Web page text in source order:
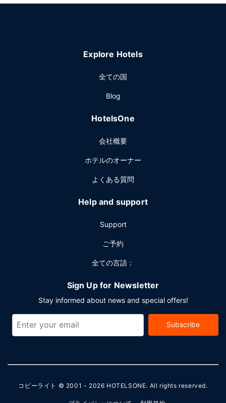
Explore Hotels
全ての国
Blog
HotelsOne
会社概要
ホテルのオーナー
よくある質問
Help and support
Support
ご予約
全ての言語：
Sign Up for Newsletter
Stay informed about news and special offers!
Subscribe
コピーライト © 2001 - 2026 HOTELSONE. All rights reserved.